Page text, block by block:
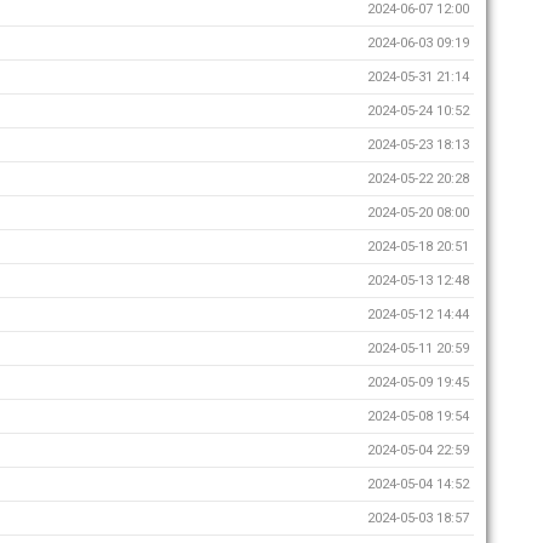
2024-06-07 12:00
2024-06-03 09:19
2024-05-31 21:14
2024-05-24 10:52
2024-05-23 18:13
2024-05-22 20:28
2024-05-20 08:00
2024-05-18 20:51
2024-05-13 12:48
2024-05-12 14:44
2024-05-11 20:59
2024-05-09 19:45
2024-05-08 19:54
2024-05-04 22:59
2024-05-04 14:52
2024-05-03 18:57